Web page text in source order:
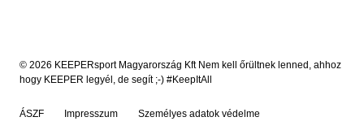
© 2026 KEEPERsport Magyarország Kft Nem kell őrültnek lenned, ahhoz
hogy KEEPER legyél, de segít ;-) #KeepItAll
ÁSZF Impresszum Személyes adatok védelme